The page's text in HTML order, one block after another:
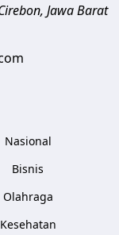
, Jawa Barat
Nasional
Bisnis
Olahraga
Kesehatan